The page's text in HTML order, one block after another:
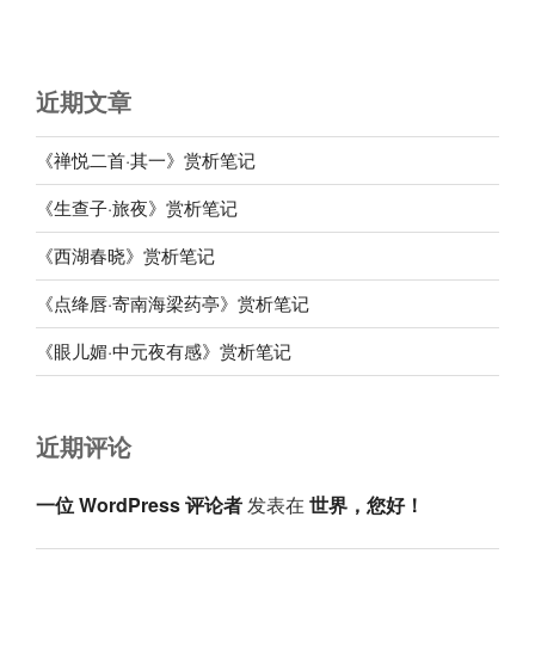
近期文章
《禅悦二首·其一》赏析笔记
《生查子·旅夜》赏析笔记
《西湖春晓》赏析笔记
《点绛唇·寄南海梁药亭》赏析笔记
《眼儿媚·中元夜有感》赏析笔记
近期评论
一位 WordPress 评论者发表在 世界，您好！